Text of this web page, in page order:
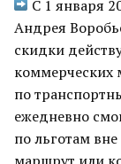
С 1 января
Андрея
скидки
коммерческих
по
ежедневно
по льготам